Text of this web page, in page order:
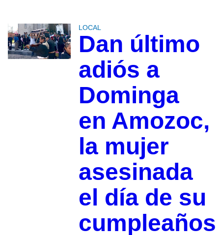
LOCAL
Dan último
adiós a
Dominga
en Amozoc,
la mujer
asesinada
el día de su
cumpleaños